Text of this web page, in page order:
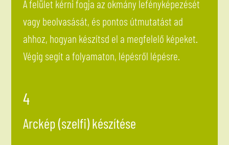
A felület kérni fogja az okmány lefényképezését
vagy beolvasását, és pontos útmutatást ad
ahhoz, hogyan készítsd el a megfelelő képeket.
Végig segít a folyamaton, lépésről lépésre.
4
Arckép (szelfi) készítése